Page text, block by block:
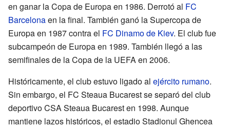
en ganar la Copa de Europa en 1986. Derrotó al FC
Barcelonaen la final. También ganó la Supercopa de
Europa en 1987 contra el FC Dinamo de Kiev. El club fue
subcampeón de Europa en 1989. También llegó a las
semifinales de la Copa de la UEFA en 2006.
Históricamente, el club estuvo ligado al ejército rumano.
Sin embargo, el FC Steaua Bucarest se separó del club
deportivo CSA Steaua Bucarest en 1998. Aunque
mantiene lazos históricos, el estadio Stadionul Ghencea